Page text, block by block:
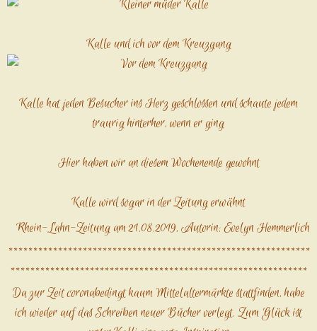
Kalle und ich vor dem Kreuzgang
Kalle hat jeden Besucher ins Herz geschlossen und schaute jedem
traurig hinterher, wenn er ging
Hier haben wir an diesem Wochenende gewohnt
Kalle wird sogar in der Zeitung erwähnt
Rhein-Lahn-Zeitung am 21.08.2019, Autorin: Evelyn Hemmerlich
*************************************************************
************************************************************
Da zur Zeit coronabedingt kaum Mittelaltermärkte stattfinden, habe
ich wieder auf das Schreiben neuer Bücher verlegt. Zum Glück ist